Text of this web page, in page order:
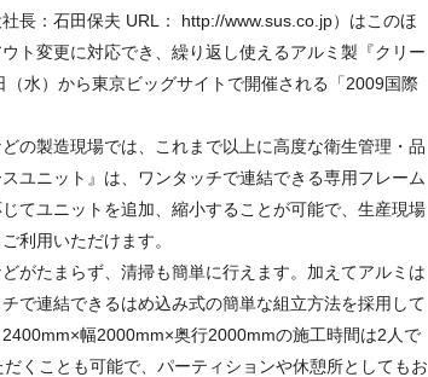
長：石田保夫 URL： http://www.sus.co.jp）はこのほ
ト変更に対応でき、繰り返し使えるアルミ製『クリー
水）から東京ビッグサイトで開催される「2009国際
の製造現場では、これまで以上に高度な衛生管理・品
ユニット』は、ワンタッチで連結できる専用フレーム
てユニットを追加、縮小することが可能で、生産現場
利用いただけます。
がたまらず、清掃も簡単に行えます。加えてアルミは
で連結できるはめ込み式の簡単な組立方法を採用して
幅2000mm×奥行2000mmの施工時間は2人で
くことも可能で、パーティションや休憩所としてもお